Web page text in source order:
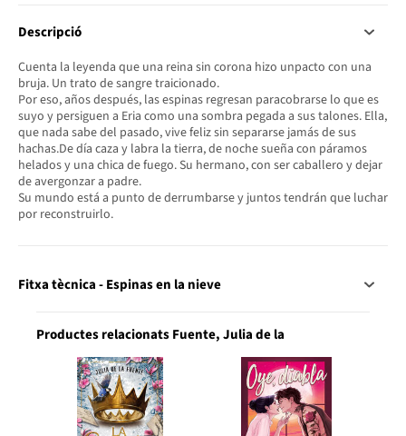
Descripció
Cuenta la leyenda que una reina sin corona hizo unpacto con una
bruja. Un trato de sangre traicionado.
Por eso, años después, las espinas regresan paracobrarse lo que es
suyo y persiguen a Eria como una sombra pegada a sus talones. Ella,
que nada sabe del pasado, vive feliz sin separarse jamás de sus
hachas.De día caza y labra la tierra, de noche sueña con páramos
helados y una chica de fuego. Su hermano, con ser caballero y dejar
de avergonzar a padre.
Su mundo está a punto de derrumbarse y juntos tendrán que luchar
por reconstruirlo.
Fitxa tècnica - Espinas en la nieve
Productes relacionats Fuente, Julia de la